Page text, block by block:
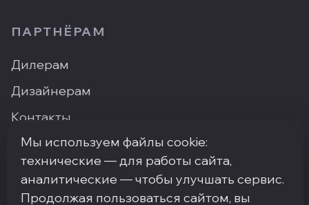
ПАРТНЁРАМ
Дилерам
Дизайнерам
Контакты
Где купить
Мы используем файлы cookie:
технические — для работы сайта,
аналитические — чтобы улучшать сервис.
Продолжая пользоваться сайтом, вы